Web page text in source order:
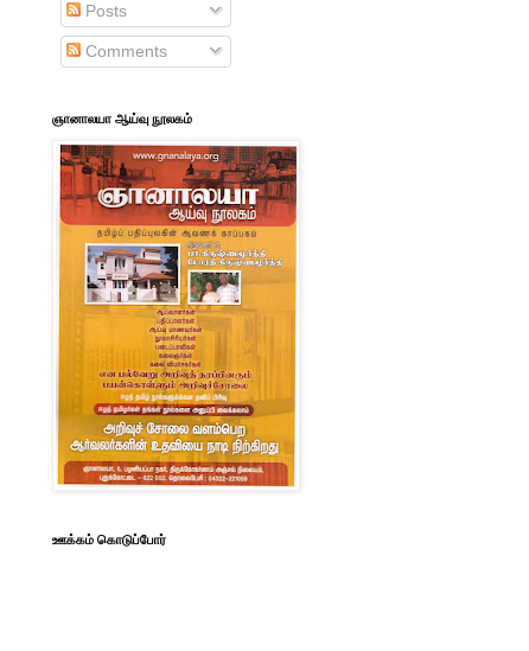
Posts
Comments
ஞானாலயா ஆய்வு நூலகம்
ஊக்கம் கொடுப்போர்